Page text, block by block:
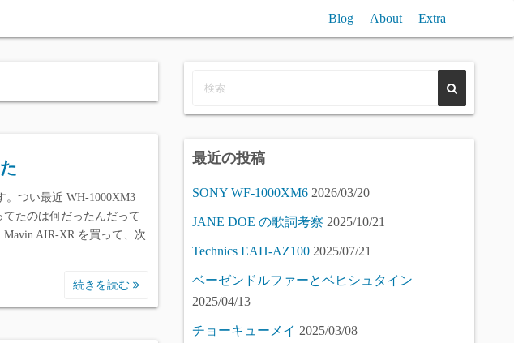
Blog About Extra
各種ピアノ聞き比べ / Piano (free) Samples Compare
。つい最近 WH-1000XM3
たのは何だったんだって
AIR-XR を買って、次
続きを読む
最近の投稿
SONY WF-1000XM6 2026/03/20
JANE DOE の歌詞考察 2025/10/21
Technics EAH-AZ100 2025/07/21
ベーゼンドルファーとベヒシュタイン
2025/04/13
チョーキューメイ 2025/03/08